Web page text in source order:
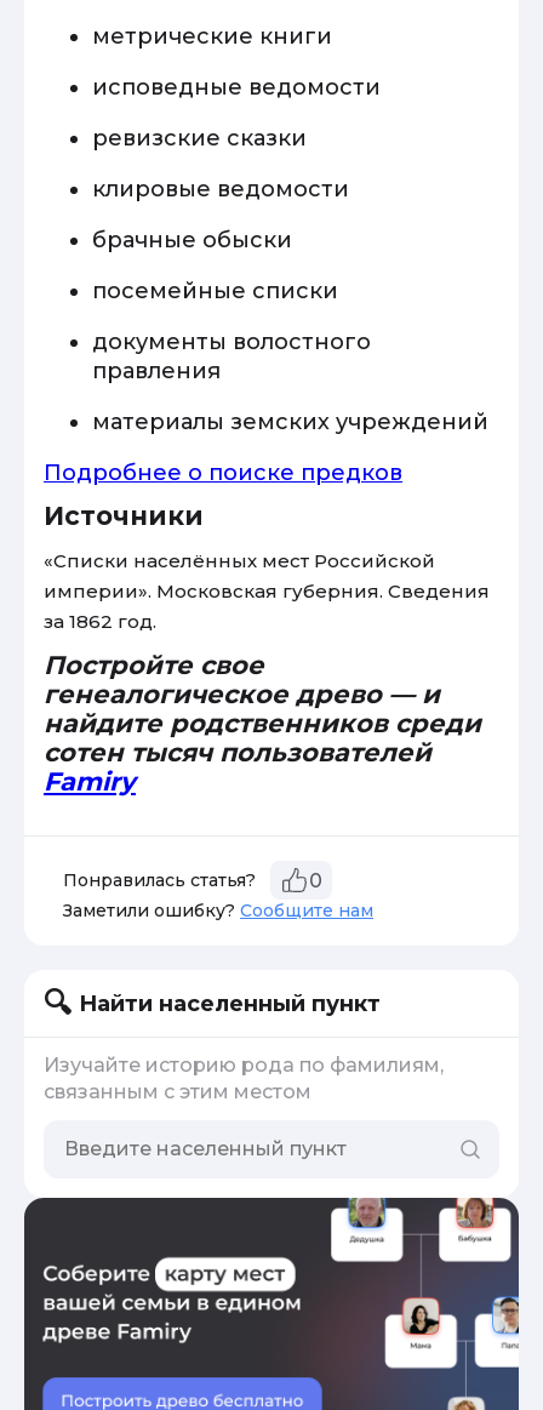
метрические книги
исповедные ведомости
ревизские сказки
клировые ведомости
брачные обыски
посемейные списки
документы волостного
правления
материалы земских учреждений
Подробнее о поиске предков
Источники
«Списки населённых мест Российской
империи». Московская губерния. Сведения
за 1862 год.
Постройте свое
генеалогическое древо — и
найдите родственников среди
сотен тысяч пользователей
Famiry
Понравилась статья? 0
Заметили ошибку? Сообщите нам
Найти населенный пункт
Изучайте историю рода по фамилиям,
связанным с этим местом